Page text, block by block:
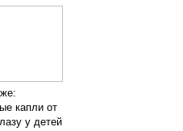
капли от
у детей